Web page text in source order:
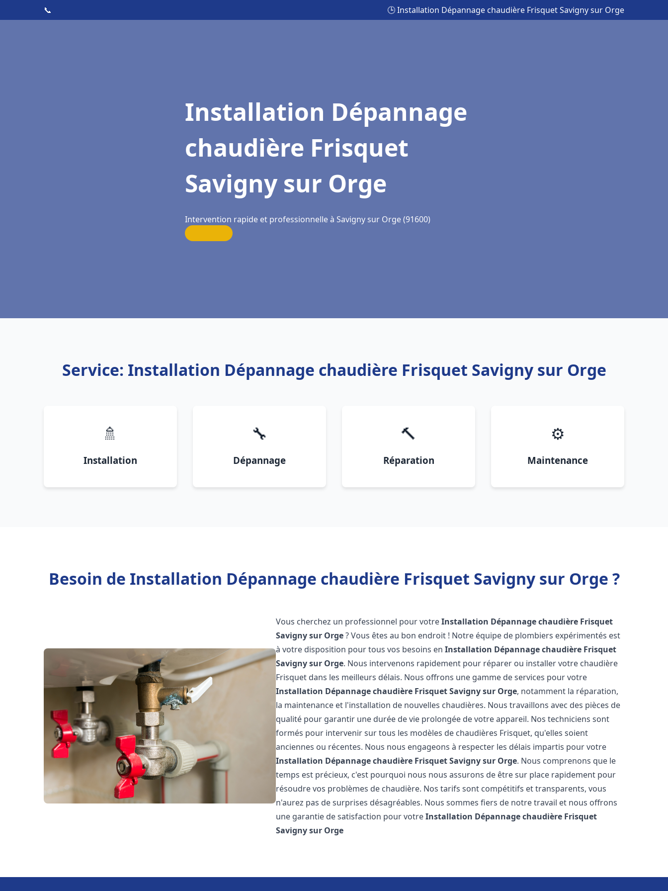
📞 🕒 Installation Dépannage chaudière Frisquet Savigny sur Orge
Installation Dépannage
chaudière Frisquet
Savigny sur Orge
Intervention rapide et professionnelle à Savigny sur Orge (91600)
Service: Installation Dépannage chaudière Frisquet Savigny sur Orge
🚿
Installation
🔧
Dépannage
🔨
Réparation
⚙️
Maintenance
Besoin de Installation Dépannage chaudière Frisquet Savigny sur Orge ?
Vous cherchez un professionnel pour votreInstallation Dépannage chaudière Frisquet
Savigny sur Orge? Vous êtes au bon endroit ! Notre équipe de plombiers expérimentés est
à votre disposition pour tous vos besoins enInstallation Dépannage chaudière Frisquet
Savigny sur Orge. Nous intervenons rapidement pour réparer ou installer votre chaudière
Frisquet dans les meilleurs délais. Nous offrons une gamme de services pour votre
Installation Dépannage chaudière FrisquetSavigny sur Orge, notamment la réparation,
la maintenance et l'installation de nouvelles chaudières. Nous travaillons avec des pièces de
qualité pour garantir une durée de vie prolongée de votre appareil. Nos techniciens sont
formés pour intervenir sur tous les modèles de chaudières Frisquet, qu'elles soient
anciennes ou récentes. Nous nous engageons à respecter les délais impartis pour votre
Installation Dépannage chaudière FrisquetSavigny sur Orge. Nous comprenons que le
temps est précieux, c'est pourquoi nous nous assurons de être sur place rapidement pour
résoudre vos problèmes de chaudière. Nos tarifs sont compétitifs et transparents, vous
n'aurez pas de surprises désagréables. Nous sommes fiers de notre travail et nous offrons
une garantie de satisfaction pour votreInstallation Dépannage chaudière Frisquet
Savigny sur Orge